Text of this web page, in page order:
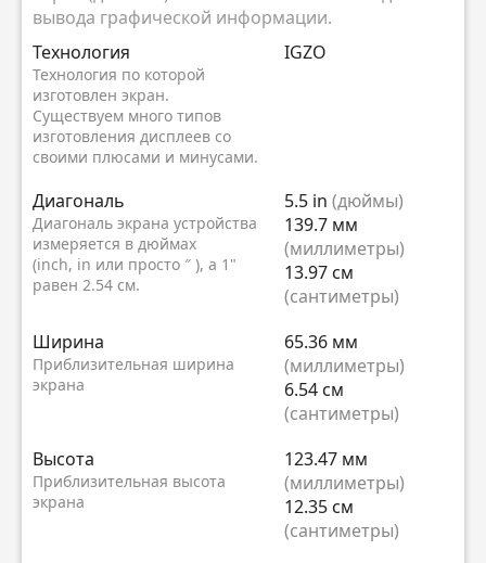
вывода графической информации.
Технология
Технология по которой
изготовлен экран.
Существуем много типов
изготовления дисплеев со
своими плюсами и минусами.
IGZO
Диагональ
Диагональ экрана устройства
измеряется в дюймах
(inch, in или просто ″ ), а 1"
равен 2.54 см.
5.5 in (дюймы)
139.7 мм
(миллиметры)
13.97 см
(сантиметры)
Ширина
Приблизительная ширина
экрана
65.36 мм
(миллиметры)
6.54 см
(сантиметры)
Высота
Приблизительная высота
экрана
123.47 мм
(миллиметры)
12.35 см
(сантиметры)